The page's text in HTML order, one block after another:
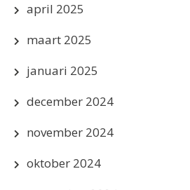
april 2025
maart 2025
januari 2025
december 2024
november 2024
oktober 2024